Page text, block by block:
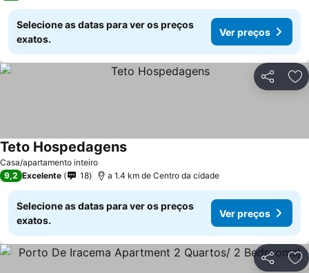
Selecione as datas para ver os preços
exatos.
Ver preços
Partilhar
Casa/apartamento inteiro
Teto HospedagensVer preços
9,2 Excelente 18 a 1.4 km de Centro da cidade
Selecione as datas para ver os preços
exatos.
Ver preços
Partilhar